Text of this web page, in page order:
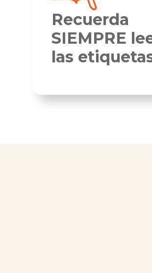
Recuerda
SIEMPRE
las